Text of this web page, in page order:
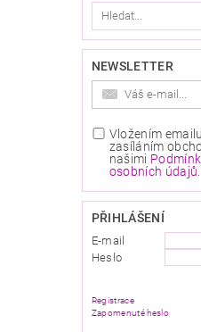
NEWSLETTER
Vložením
zasíláním
našimi
osobních údajů
PŘIHLÁŠENÍ
E-mail
Heslo
Registrace
Zapomenuté heslo